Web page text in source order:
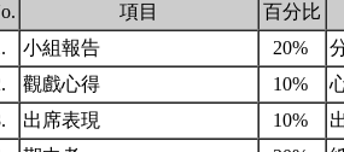
項目 百分比
小組報告 20%
觀戲心得 10%
出席表現 10%